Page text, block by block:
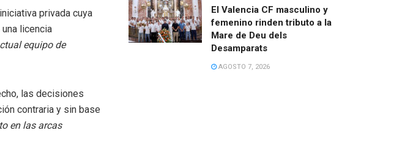
privada cuya
licencia
equipo de
las decisiones
contraria y sin base
en las arcas
El Valencia CF masculino y
femenino rinden tributo a la
Mare de Deu dels
Desamparats
AGOSTO 7, 2026